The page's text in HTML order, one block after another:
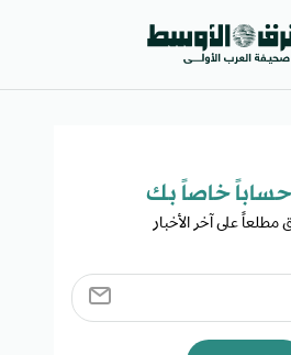
خاصاً بك​
على آخر الأخبار